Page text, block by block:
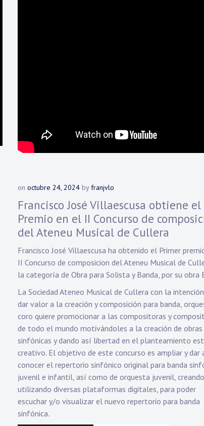
on octubre 24, 2024 byfranjvlo
Francisco José Villaescusa obtiene el
Premio en el II Concurso de
del Ateneu Musical de Cullera
Francisco José Villaescusa ha obtenido el Primer
II Concurso de composicion del Ateneu Musical de
la categoría de Obra para Solista y Banda, por su obra
La Sociedad Ateneo Musical de Cullera con la
dar valor a la creación y composición para banda,
coro quiere promocionar a las compositoras y
de todo el mundo motivándoles a la creación de obras
sinfónicas y dando así libertad en el planteamiento
creativo. El objetivo de este concurso es ampliar y dar
conocer el repertorio sinfónico original para banda
juvenil e infantil, así como de orquesta juvenil,
utilizando diversas plataformas digitales, para poder
escuchar y/o visualizar el nuevo repertorio para banda
sinfónica.